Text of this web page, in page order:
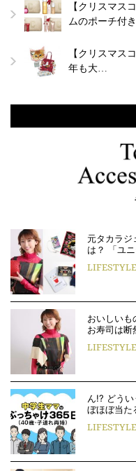
【クリスマス
ムのポーチ付
【クリスマス
年も大…
元タカラジ
は？ 「ユ
LIFESTYLE
おいしいも
お寿司は
LIFESTYLE
ん!? どう
ぼほぼ当
LIFESTYLE